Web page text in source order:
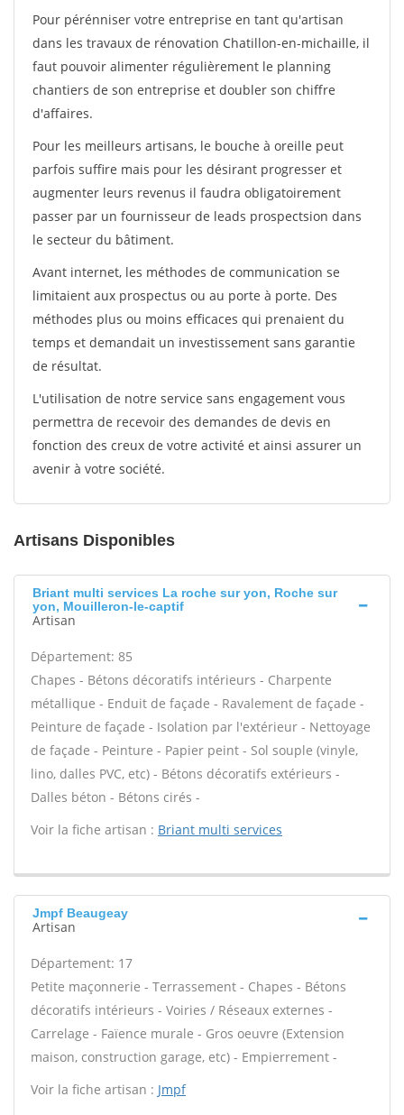
Pour pérénniser votre entreprise en tant qu'artisan
dans les travaux de rénovation Chatillon-en-michaille, il
faut pouvoir alimenter régulièrement le planning
chantiers de son entreprise et doubler son chiffre
d'affaires.
Pour les meilleurs artisans, le bouche à oreille peut
parfois suffire mais pour les désirant progresser et
augmenter leurs revenus il faudra obligatoirement
passer par un fournisseur de leads prospectsion dans
le secteur du bâtiment.
Avant internet, les méthodes de communication se
limitaient aux prospectus ou au porte à porte. Des
méthodes plus ou moins efficaces qui prenaient du
temps et demandait un investissement sans garantie
de résultat.
L'utilisation de notre service sans engagement vous
permettra de recevoir des demandes de devis en
fonction des creux de votre activité et ainsi assurer un
avenir à votre société.
Artisans Disponibles
Briant multi services La roche sur yon, Roche sur
yon, Mouilleron-le-captif
Artisan
Département: 85
Chapes - Bétons décoratifs intérieurs - Charpente
métallique - Enduit de façade - Ravalement de façade -
Peinture de façade - Isolation par l'extérieur - Nettoyage
de façade - Peinture - Papier peint - Sol souple (vinyle,
lino, dalles PVC, etc) - Bétons décoratifs extérieurs -
Dalles béton - Bétons cirés -
Voir la fiche artisan : Briant multi services
Jmpf Beaugeay
Artisan
Département: 17
Petite maçonnerie - Terrassement - Chapes - Bétons
décoratifs intérieurs - Voiries / Réseaux externes -
Carrelage - Faïence murale - Gros oeuvre (Extension
maison, construction garage, etc) - Empierrement -
Voir la fiche artisan : Jmpf